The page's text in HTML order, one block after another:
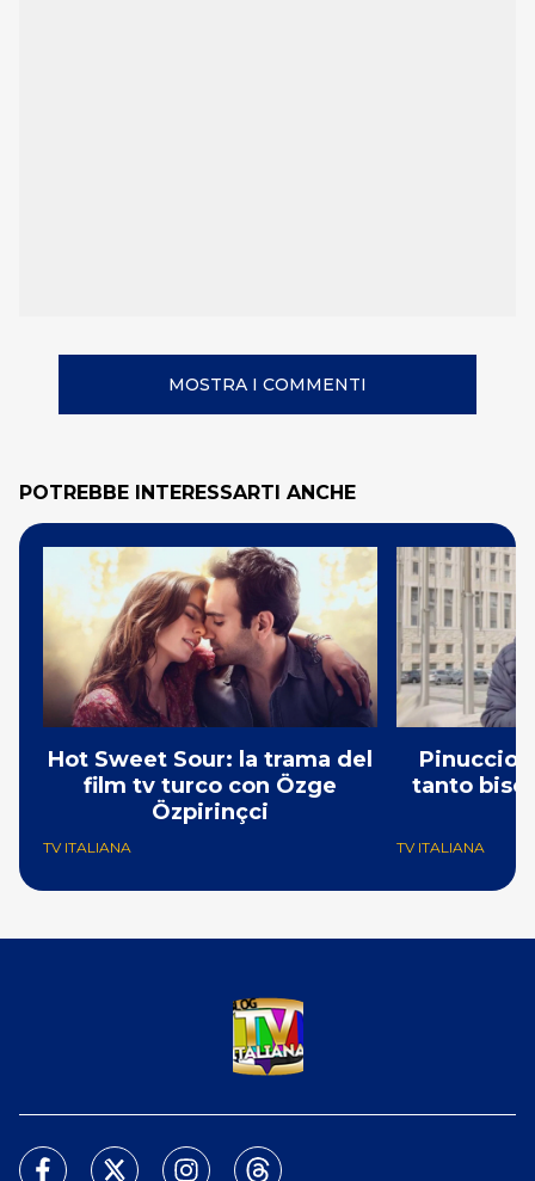
MOSTRA I COMMENTI
POTREBBE INTERESSARTI ANCHE
Hot Sweet Sour: la trama del
film tv turco con Özge
Özpirinçci
TV ITALIANA
Pinuccio:
tanto
TV ITALIANA